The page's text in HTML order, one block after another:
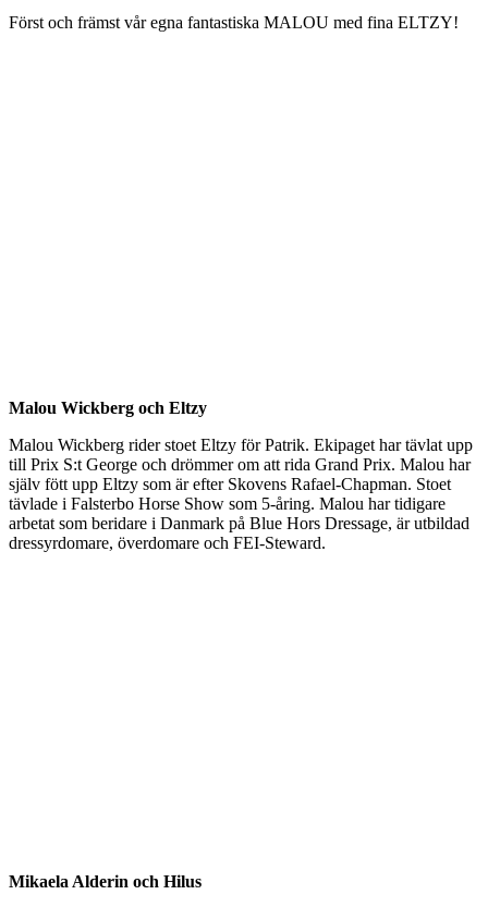
Först och främst vår egna fantastiska MALOU med fina ELTZY!
Malou Wickberg och Eltzy
Malou Wickberg rider stoet Eltzy för Patrik. Ekipaget har tävlat upp
till Prix S:t George och drömmer om att rida Grand Prix. Malou har
själv fött upp Eltzy som är efter Skovens Rafael-Chapman. Stoet
tävlade i Falsterbo Horse Show som 5-åring. Malou har tidigare
arbetat som beridare i Danmark på Blue Hors Dressage, är utbildad
dressyrdomare, överdomare och FEI-Steward.
Mikaela Alderin och Hilus